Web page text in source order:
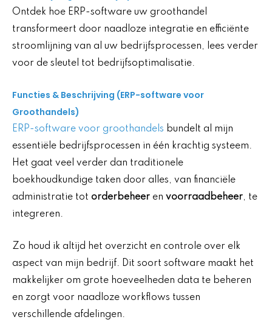
Ontdek hoe ERP-software uw groothandel
transformeert door naadloze integratie en efficiënte
stroomlijning van al uw bedrijfsprocessen, lees verder
voor de sleutel tot bedrijfsoptimalisatie.
Functies & Beschrijving (ERP-software voor
Groothandels)
ERP-software voor groothandels bundelt al mijn
essentiële bedrijfsprocessen in één krachtig systeem.
Het gaat veel verder dan traditionele
boekhoudkundige taken door alles, van financiële
administratie tot orderbeheer en voorraadbeheer, te
integreren.
Zo houd ik altijd het overzicht en controle over elk
aspect van mijn bedrijf. Dit soort software maakt het
makkelijker om grote hoeveelheden data te beheren
en zorgt voor naadloze workflows tussen
verschillende afdelingen.